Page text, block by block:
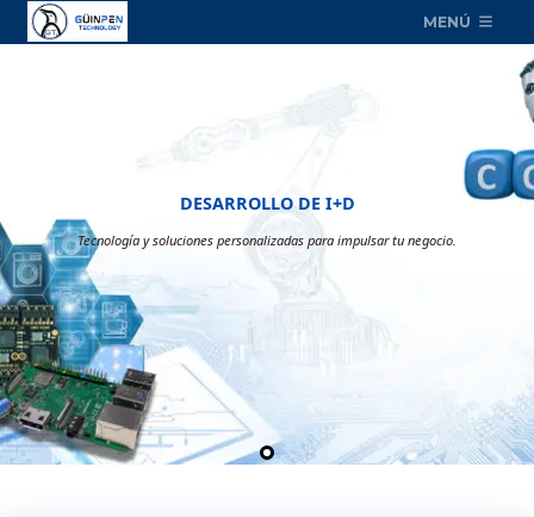
MENÚ
DESARROLLO DE I+D
Tecnología y soluciones personalizadas para impulsar tu negocio.